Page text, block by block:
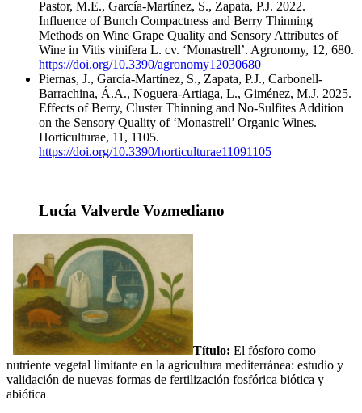
Pastor, M.E., García-Martínez, S., Zapata, P.J. 2022.
Influence of Bunch Compactness and Berry Thinning
Methods on Wine Grape Quality and Sensory Attributes of
Wine in Vitis vinifera L. cv. ‘Monastrell’. Agronomy, 12, 680.
https://doi.org/10.3390/agronomy12030680
Piernas, J., García-Martínez, S., Zapata, P.J., Carbonell-
Barrachina, Á.A., Noguera-Artiaga, L., Giménez, M.J. 2025.
Effects of Berry, Cluster Thinning and No-Sulfites Addition
on the Sensory Quality of ‘Monastrell’ Organic Wines.
Horticulturae, 11, 1105.
https://doi.org/10.3390/horticulturae11091105
Lucía Valverde Vozmediano
Título: El fósforo como
nutriente vegetal limitante en la agricultura mediterránea: estudio y
validación de nuevas formas de fertilización fosfórica biótica y
abiótica